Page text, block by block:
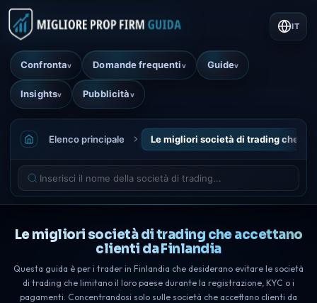
Confrontav Domande frequentiv Guidev
Insightsv Pubblicitàv
IT
Elenco principale Le migliori società di trading che
Le migliori società di trading che accettano
clienti da Finlandia
Questa guida è per i trader in Finlandia che desiderano evitare le società
di trading che limitano il loro paese durante la registrazione, KYC o i
pagamenti. Concentrandosi solo sulle società che accettano clienti da